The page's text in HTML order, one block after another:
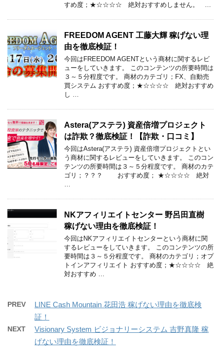
すめ度；★☆☆☆☆ 絶対おすすめしません。 …
FREEDOM AGENT 工藤大輝 稼げない理
由を徹底検証！
今回はFREEDOM AGENTという商材に関するレビ
ューをしていきます。 このコンテンツの所要時間は
３～５分程度です。 商材のカテゴリ；FX、自動売
買システム おすすめ度；★☆☆☆☆ 絶対おすすめ
し …
Astera(アステラ) 資産倍増プロジェクト
は詐欺？徹底検証！【詐欺・口コミ】
今回はAstera(アステラ) 資産倍増プロジェクトとい
う商材に関するレビューをしていきます。 このコン
テンツの所要時間は３～５分程度です。 商材のカテ
ゴリ；？？？ おすすめ度； ★☆☆☆☆ 絶対
NKアフィリエイトセンター 野呂田直樹
稼げない理由を徹底検証！
今回はNKアフィリエイトセンターという商材に関
するレビューをしていきます。 このコンテンツの所
要時間は３～５分程度です。 商材のカテゴリ；オプ
トインアフィリエイト おすすめ度；★☆☆☆☆ 絶
対おすすめ …
PREV
LINE Cash Mountain 花田浩 稼げない理由を徹底検
証！
NEXT
Visionary System ビジョナリーシステム 吉野真隆 稼
げない理由を徹底検証！